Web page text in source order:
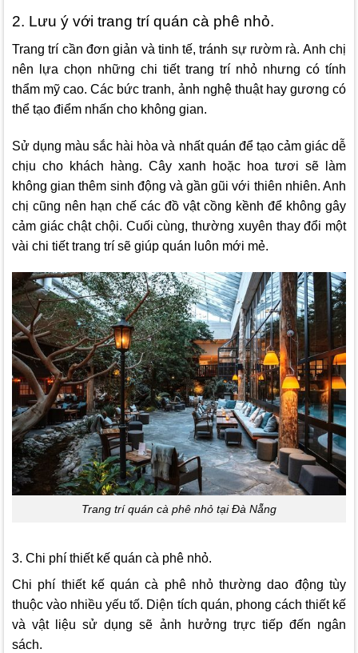
2. Lưu ý với trang trí quán cà phê nhỏ.
Trang trí cần đơn giản và tinh tế, tránh sự rườm rà. Anh chị
nên lựa chọn những chi tiết trang trí nhỏ nhưng có tính
thẩm mỹ cao. Các bức tranh, ảnh nghệ thuật hay gương có
thể tạo điểm nhấn cho không gian.
Sử dụng màu sắc hài hòa và nhất quán để tạo cảm giác dễ
chịu cho khách hàng. Cây xanh hoặc hoa tươi sẽ làm
không gian thêm sinh động và gần gũi với thiên nhiên. Anh
chị cũng nên hạn chế các đồ vật cồng kềnh để không gây
cảm giác chật chội. Cuối cùng, thường xuyên thay đổi một
vài chi tiết trang trí sẽ giúp quán luôn mới mẻ.
Trang trí quán cà phê nhỏ tại Đà Nẵng
3. Chi phí thiết kế quán cà phê nhỏ.
Chi phí thiết kế quán cà phê nhỏ thường dao động tùy
thuộc vào nhiều yếu tố. Diện tích quán, phong cách thiết kế
và vật liệu sử dụng sẽ ảnh hưởng trực tiếp đến ngân
sách.